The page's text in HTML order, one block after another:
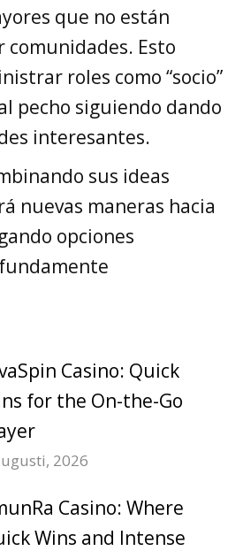
que no están
comunidades. Esto
roles como “socio”
pecho siguiendo dando
interesantes.
sus ideas
nuevas maneras hacia
opciones
Casino: Quick
for the On-the-Go
2026
Casino: Where
Wins and Intense